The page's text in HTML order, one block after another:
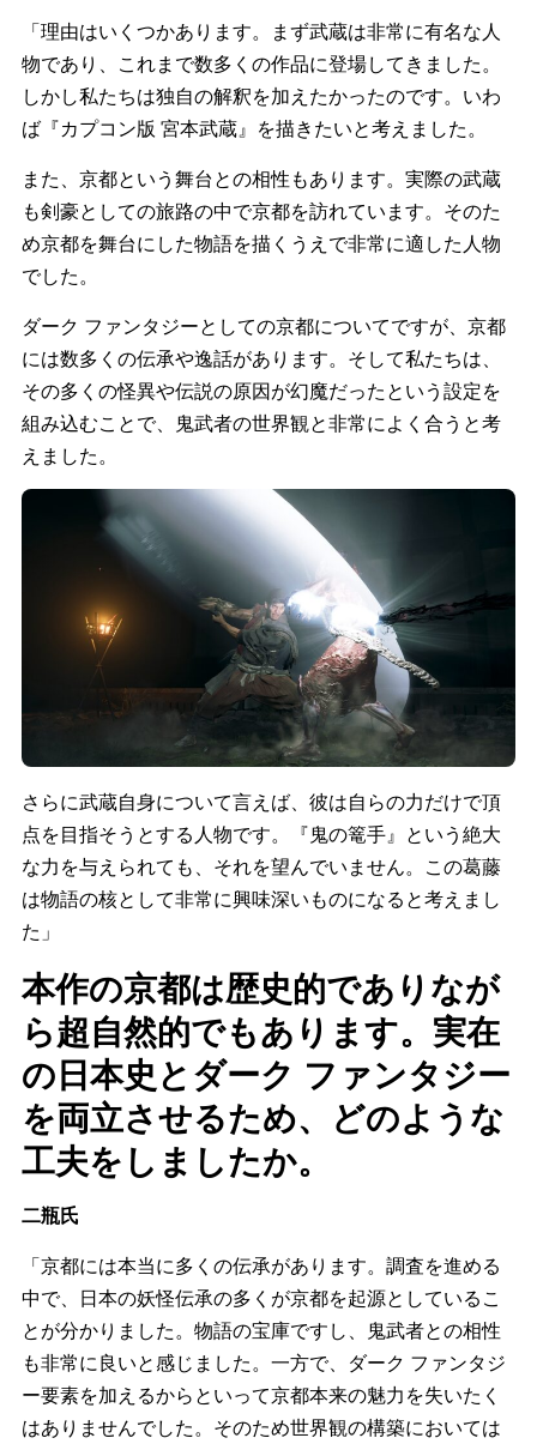
「理由はいくつかあります。まず武蔵は非常に有名な人
物であり、これまで数多くの作品に登場してきました。
しかし私たちは独自の解釈を加えたかったのです。いわ
ば『カプコン版 宮本武蔵』を描きたいと考えました。
また、京都という舞台との相性もあります。実際の武蔵
も剣豪としての旅路の中で京都を訪れています。そのた
め京都を舞台にした物語を描くうえで非常に適した人物
でした。
ダーク ファンタジーとしての京都についてですが、京都
には数多くの伝承や逸話があります。そして私たちは、
その多くの怪異や伝説の原因が幻魔だったという設定を
組み込むことで、鬼武者の世界観と非常によく合うと考
えました。
さらに武蔵自身について言えば、彼は自らの力だけで頂
点を目指そうとする人物です。『鬼の篭手』という絶大
な力を与えられても、それを望んでいません。この葛藤
は物語の核として非常に興味深いものになると考えまし
た」
本作の京都は歴史的でありなが
ら超自然的でもあります。実在
の日本史とダーク ファンタジー
を両立させるため、どのような
工夫をしましたか。
二瓶氏
「京都には本当に多くの伝承があります。調査を進める
中で、日本の妖怪伝承の多くが京都を起源としているこ
とが分かりました。物語の宝庫ですし、鬼武者との相性
も非常に良いと感じました。一方で、ダーク ファンタジ
ー要素を加えるからといって京都本来の魅力を失いたく
はありませんでした。そのため世界観の構築においては